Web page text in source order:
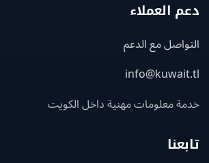
العملاء
مع الدعم
معلومات مهنية داخل الكويت